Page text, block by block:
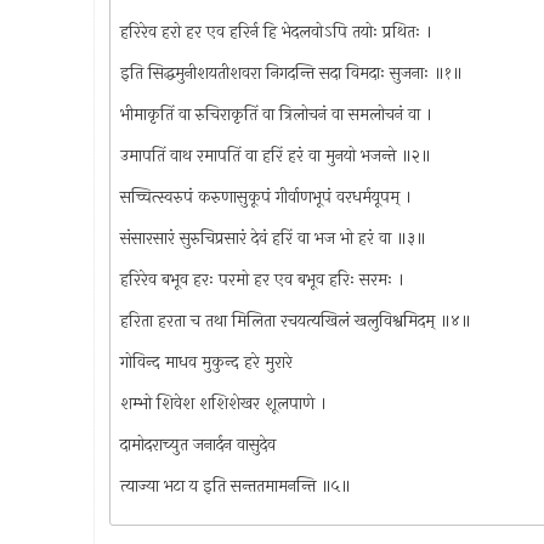
हरिरेव हरो हर एव हरिर्न हि भेदलवोऽपि तयोः प्रथितः ।
इति सिद्धमुनीशयतीशवरा निगदन्ति सदा विमदाः सुजनाः ॥१॥
भीमाकृतिं वा रुचिराकृतिं वा त्रिलोचनं वा समलोचनं वा ।
उमापतिं वाथ रमापतिं वा हरिं हरं वा मुनयो भजन्ते ॥२॥
सच्चित्स्वरुपं करुणासुकूपं गीर्वाणभूपं वरधर्मयूपम् ।
संसारसारं सुरुचिप्रसारं देवं हरिं वा भज भो हरं वा ॥३॥
हरिरेव बभूव हरः परमो हर एव बभूव हरिः सरमः ।
हरिता हरता च तथा मिलिता रचयत्यखिलं खलुविश्वमिदम् ॥४॥
गोविन्द माधव मुकुन्द हरे मुरारे
शम्भो शिवेश शशिशेखर शूलपाणे ।
दामोदराच्युत जनार्दन वासुदेव
त्याज्या भटा य इति सन्ततमामनन्ति ॥५॥